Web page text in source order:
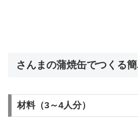
さんまの蒲焼缶でつくる
材料（3～4人分）